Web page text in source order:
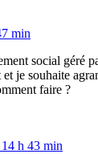
min
social géré
je souhaite
faire ?
h 43 min